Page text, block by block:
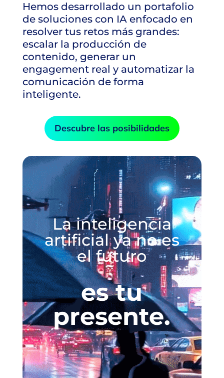
Hemos desarrollado un portafolio
de soluciones con IA enfocado en
resolver tus retos más grandes:
escalar la producción de
contenido, generar un
engagement real y automatizar la
comunicación de forma
inteligente.
Descubre las posibilidades
La inteligencia
artificial ya no es
el futuro
es tu
presente.